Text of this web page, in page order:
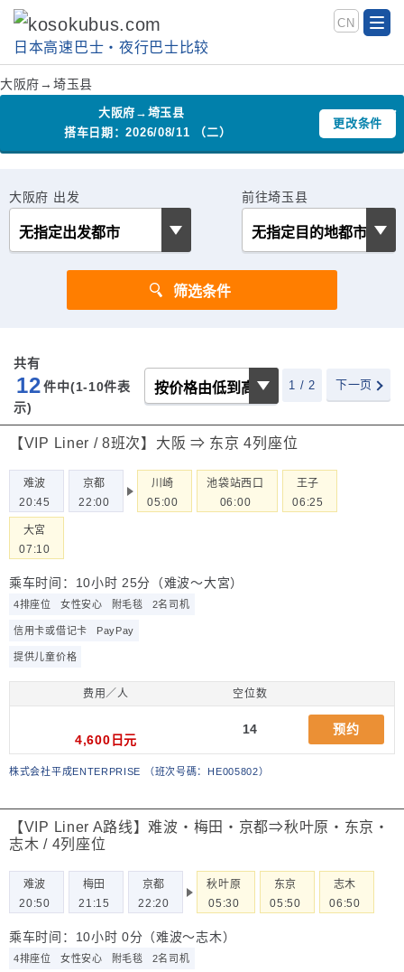
日本高速巴士‧夜行巴士比较
CN
大阪府→埼玉县
大阪府→埼玉县
搭车日期：2026/08/11 （二）
更改条件
大阪府 出发 前往埼玉县
共有
12 件中(1-10件表
示)
1 / 2 下一页
【VIP Liner / 8班次】大阪 ⇒ 东京 4列座位
株式会社平成ENTERPRISE （班次号碼：HE005802）
难波
20:45
京都
22:00
川崎
05:00
池袋站西口
06:00
王子
06:25
大宮
07:10
乘车时间：10小时 25分（难波～大宮）
4排座位 女性安心 附毛毯 2名司机
信用卡或借记卡 PayPay
提供儿童价格
费用／人 空位数
4,600日元
14 预约
【VIP Liner A路线】难波・梅田・京都⇒秋叶原・东京・
志木 / 4列座位
难波
20:50
梅田
21:15
京都
22:20
秋叶原
05:30
东京
05:50
志木
06:50
乘车时间：10小时 0分（难波～志木）
4排座位 女性安心 附毛毯 2名司机